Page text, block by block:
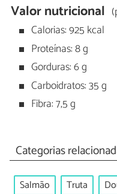
Valor nutricional
Calorias: 925 kcal
Proteínas: 8 g
Gorduras: 6 g
Carboidratos: 35 g
Fibra: 7,5 g
Categorias
Salmão Truta